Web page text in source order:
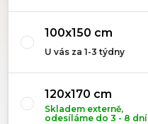
100x150 cm
U vás za 1-3 týdny
120x170 cm
Skladem externě,
odesíláme do 3 - 8 dní